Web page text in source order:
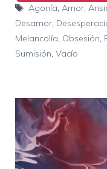
Etiquetas
Agonía, Amor,
Desamor,
Melancolía, Obsesión,
Sumisión, Vacío